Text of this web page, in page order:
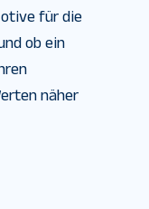
für die
ob ein
näher